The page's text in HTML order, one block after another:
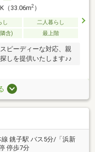
（33.06m2）
し
二人暮らし
含) 最上階
ピーディーな対応、親
しを提供いたします♪♪
銚子駅 バス5分/「浜新
停歩7分